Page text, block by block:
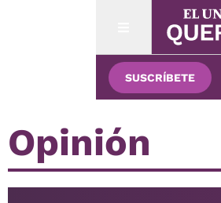
SUSCRÍBETE
Opinión